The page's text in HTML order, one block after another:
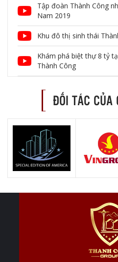
Tập đoàn Thành Công
Nam 2019
Khu đô thị sinh thái
Khám phá biệt thự 8 tỷ
Thành Công
ĐỐI TÁC CỦA